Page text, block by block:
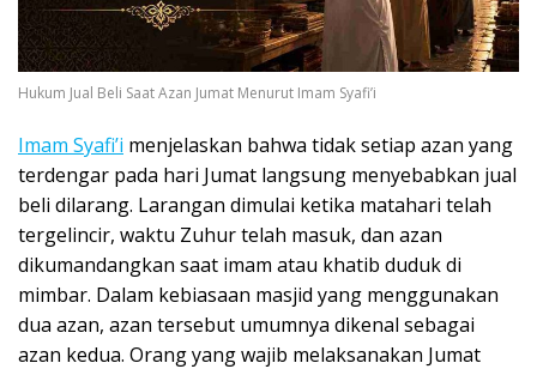
Hukum Jual Beli Saat Azan Jumat Menurut Imam Syafi’i
Imam Syafi’i menjelaskan bahwa tidak setiap azan yang
terdengar pada hari Jumat langsung menyebabkan jual
beli dilarang. Larangan dimulai ketika matahari telah
tergelincir, waktu Zuhur telah masuk, dan azan
dikumandangkan saat imam atau khatib duduk di
mimbar. Dalam kebiasaan masjid yang menggunakan
dua azan, azan tersebut umumnya dikenal sebagai
azan kedua. Orang yang wajib melaksanakan Jumat